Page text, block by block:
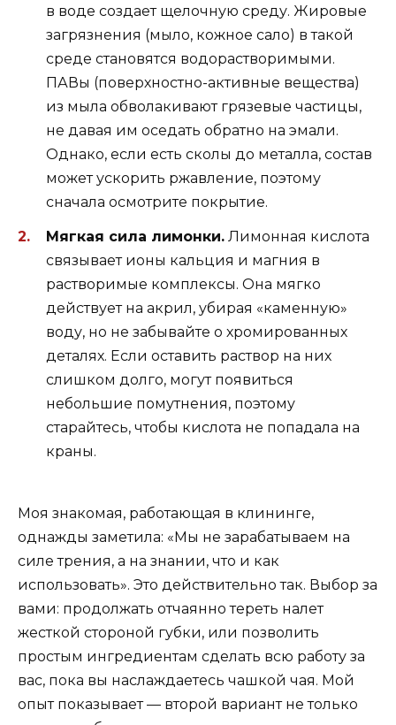
в воде создает щелочную среду. Жировые
загрязнения (мыло, кожное сало) в такой
среде становятся водорастворимыми.
ПАВы (поверхностно-активные вещества)
из мыла обволакивают грязевые частицы,
не давая им оседать обратно на эмали.
Однако, если есть сколы до металла, состав
может ускорить ржавление, поэтому
сначала осмотрите покрытие.
Мягкая сила лимонки. Лимонная кислота
связывает ионы кальция и магния в
растворимые комплексы. Она мягко
действует на акрил, убирая «каменную»
воду, но не забывайте о хромированных
деталях. Если оставить раствор на них
слишком долго, могут появиться
небольшие помутнения, поэтому
старайтесь, чтобы кислота не попадала на
краны.
Моя знакомая, работающая в клининге,
однажды заметила: «Мы не зарабатываем на
силе трения, а на знании, что и как
использовать». Это действительно так. Выбор за
вами: продолжать отчаянно тереть налет
жесткой стороной губки, или позволить
простым ингредиентам сделать всю работу за
вас, пока вы наслаждаетесь чашкой чая. Мой
опыт показывает — второй вариант не только